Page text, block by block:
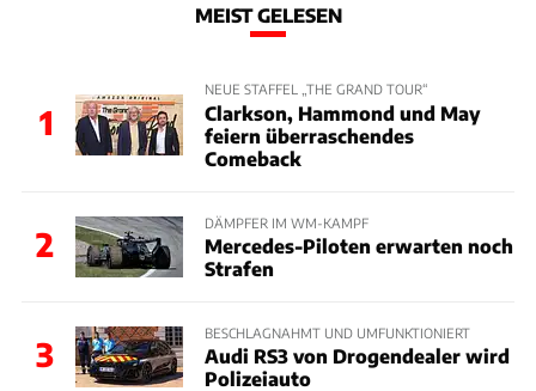
MEIST GELESEN
1
NEUE STAFFEL „THE GRAND TOUR“
Clarkson, Hammond und May
feiern überraschendes
Comeback
2
DÄMPFER IM WM-KAMPF
Mercedes-Piloten erwarten noch
Strafen
3
BESCHLAGNAHMT UND UMFUNKTIONIERT
Audi RS3 von Drogendealer wird
Polizeiauto